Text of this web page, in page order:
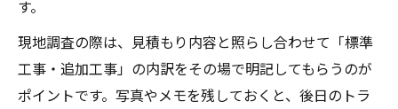
す。
現地調査の際は、見積もり内容と照らし合わせて「標準
工事・追加工事」の内訳をその場で明記してもらうのが
ポイントです。写真やメモを残しておくと、後日のトラ